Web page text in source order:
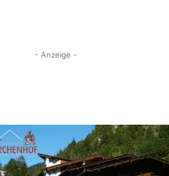
- Anzeige -